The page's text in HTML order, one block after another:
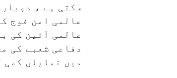
سکتی ہے ،
عالمی امن فوج
عالمی آئین کی
دفاعی شعبے کی
میں نمایاں کمی